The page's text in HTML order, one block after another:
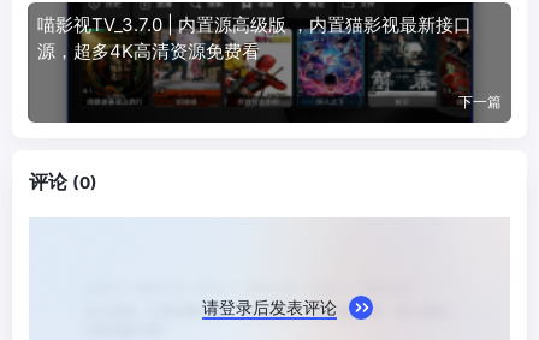
喵影视TV_3.7.0 | 内置源高级版 ，内置猫影视最新接口
源，超多4K高清资源免费看
下一篇
评论 (0)
请登录后发表评论